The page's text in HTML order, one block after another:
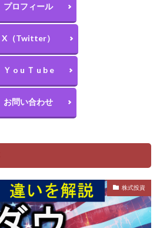
プロフィール
X（Twitter）
Ｙ o u Ｔ u b e
お問い合わせ
株式投資